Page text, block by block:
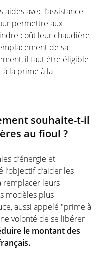
avec l’assistance
permettre aux
coût leur chaudière
de sa
il faut être éligible
à la prime à la
souhaite-t-il
au fioul ?
d’énergie et
l’objectif d’aider les
remplacer leurs
modèles plus
aussi appelé "prime à
volonté de se libérer
le montant des